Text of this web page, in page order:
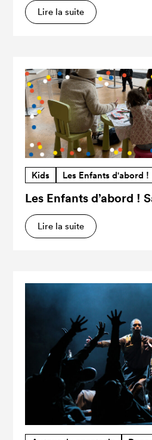
Lire la suite
Kids Les Enfants d'abord !
Les Enfants d’abord !
Lire la suite